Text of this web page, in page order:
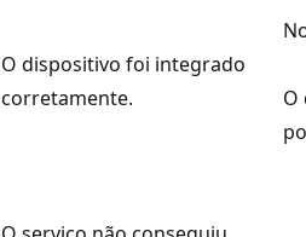
O dispositivo foi integrado
corretamente.
O